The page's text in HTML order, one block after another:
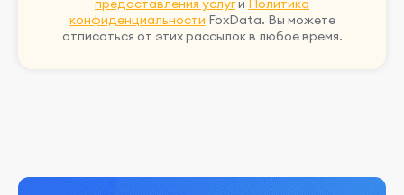
предоставления услуги
Политика
конфиденциальности FoxData. Вы можете
отписаться от этих рассылок в любое время.